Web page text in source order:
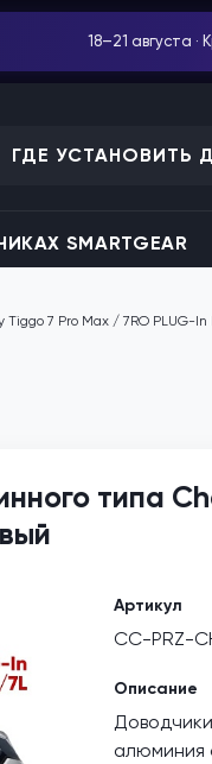
18–21 августа ·
SMARTGEAR
ГДЕ УСТАНОВИТЬ
Tiggo 7 Pro Max / 7RO PLUG-
типа
Артикул
CC-PRZ-
Описание
алюминия